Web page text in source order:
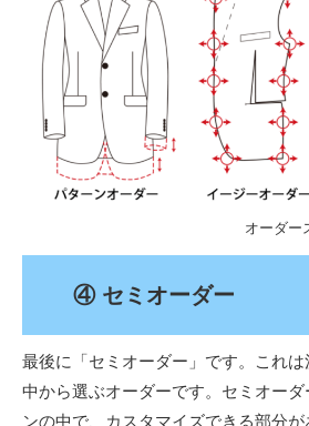
オーダー
④ セミオーダー
最後に「セミオーダー」です。これ
中から選ぶオーダーです。セミオー
ンの中で、カスタマイズできる部分